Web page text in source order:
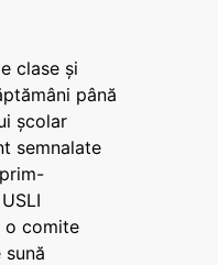
clase și
până
școlar
semnalate
o comite